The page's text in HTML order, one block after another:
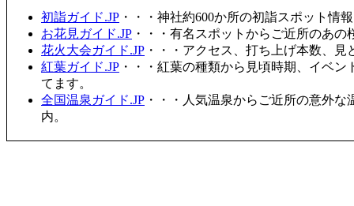
初詣ガイド.JP ・・・神社約600か所の初詣スポット情
お花見ガイド.JP ・・・有名スポットからご近所のあ
花火大会ガイド.JP ・・・アクセス、打ち上げ本数、
紅葉ガイド.JP ・・・紅葉の種類から見頃時期、イベ
てます。
全国温泉ガイド.JP ・・・人気温泉からご近所の意外
内。